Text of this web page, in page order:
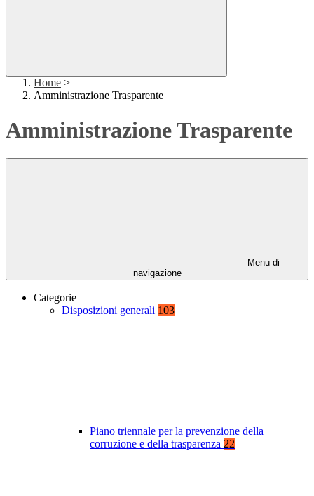
Home >
Amministrazione Trasparente
Amministrazione Trasparente
Menu di
navigazione
Categorie
Disposizioni generali 103
Piano triennale per la prevenzione della
corruzione e della trasparenza 22